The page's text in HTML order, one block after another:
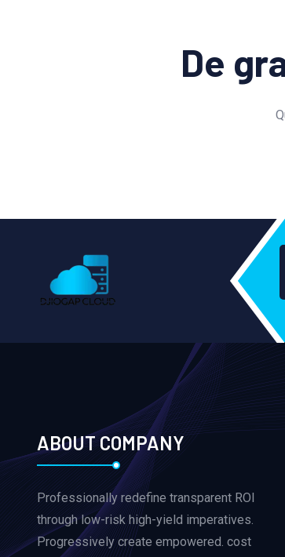
De
ABOUT COMPANY
Professionally redefine transparent ROI
through low-risk high-yield imperatives.
Progressively create empowered. cost